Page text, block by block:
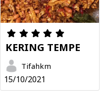
KERING TEMPE
Tifahkm
15/10/2021